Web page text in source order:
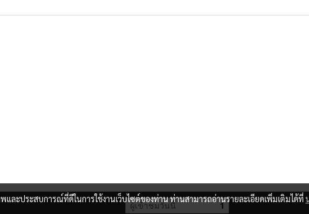
ผู้เข้าชมวันนี้ 1
และประสบการณ์ที่ดีในการใช้งานเว็บไซต์ของท่าน ท่านสามารถอ่านรายละเอียดเพิ่มเติมได้ที่